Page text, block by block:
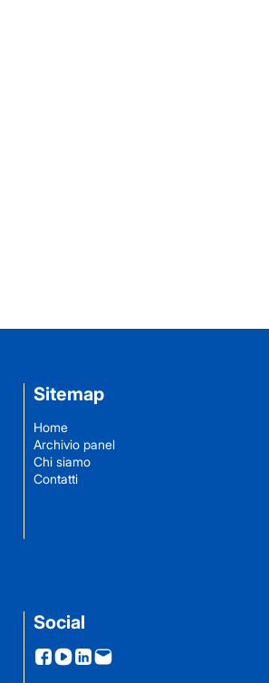
Sitemap
Home
Archivio panel
Chi siamo
Contatti
Social